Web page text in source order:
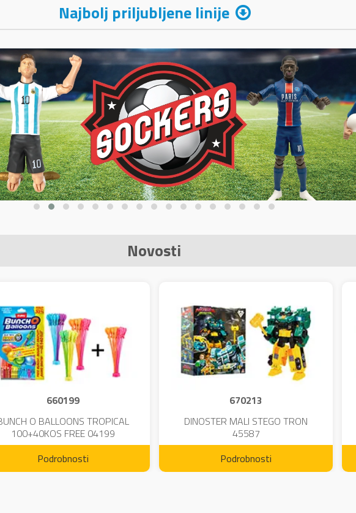
Najbolj priljubljene linije
Novosti
660199
O BALLOONS TROPICAL
100+40KOS FREE 04199
Podrobnosti
670213
DINOSTER MALI STEGO TRON
45587
Podrobnosti